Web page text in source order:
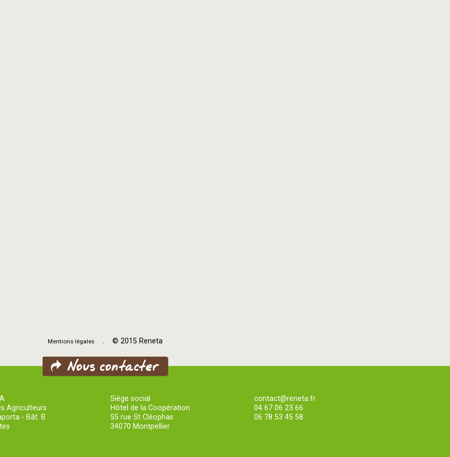
Mentions légales . © 2015 Reneta
Agriculteurs
- Bât. B
Siège social
Hôtel de la Coopération
55 rue St Cléophas
34070 Montpellier
contact@reneta.fr
04 67 06 23 66
06 78 53 45 58